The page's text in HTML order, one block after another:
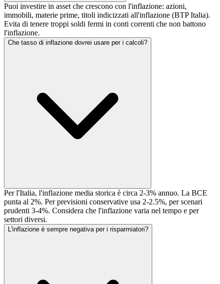
Puoi investire in asset che crescono con l'inflazione: azioni,
immobili, materie prime, titoli indicizzati all'inflazione (BTP Italia).
Evita di tenere troppi soldi fermi in conti correnti che non battono
l'inflazione.
Che tasso di inflazione dovrei usare per i calcoli?
Per l'Italia, l'inflazione media storica è circa 2-3% annuo. La BCE
punta al 2%. Per previsioni conservative usa 2-2.5%, per scenari
prudenti 3-4%. Considera che l'inflazione varia nel tempo e per
settori diversi.
L'inflazione è sempre negativa per i risparmiatori?